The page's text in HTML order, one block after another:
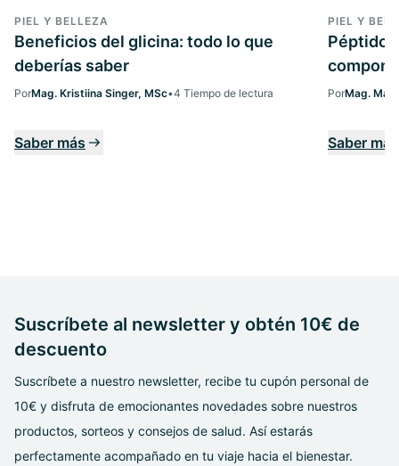
PIEL Y BELLEZA
Beneficios del glicina: todo lo que
deberías saber
PorMag. Kristiina Singer, MSc•4 Tiempo de lectura
Saber más
PIEL Y
PorMag.
Saber más
Suscríbete al newsletter y obtén 10€ de
descuento
Suscríbete a nuestro newsletter, recibe tu cupón personal de
10€ y disfruta de emocionantes novedades sobre nuestros
productos, sorteos y consejos de salud. Así estarás
perfectamente acompañado en tu viaje hacia el bienestar.